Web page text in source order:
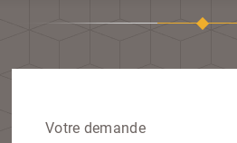
Votre demande